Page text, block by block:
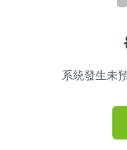
系統發生未